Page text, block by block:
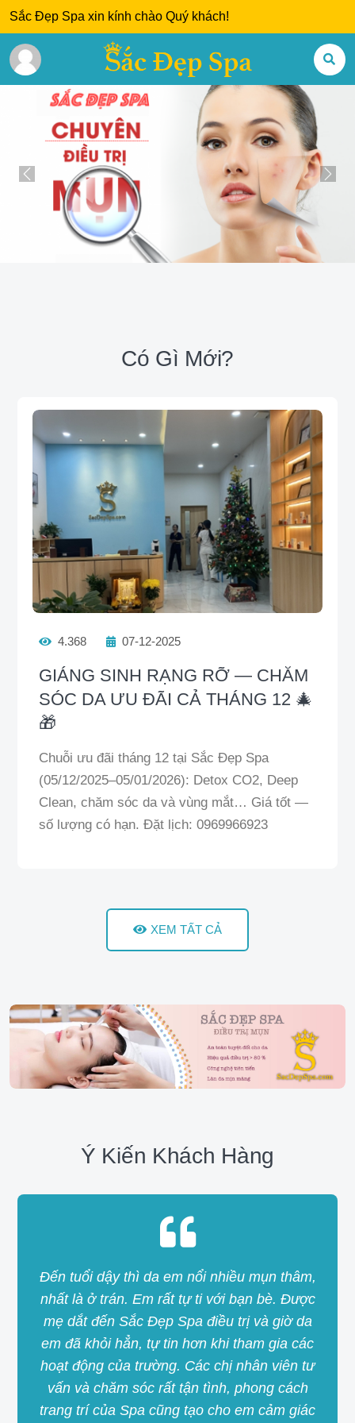
Sắc Đẹp Spa xin kính chào Quý khách!
Previous Next
Có Gì Mới?
4.368 07-12-2025
GIÁNG SINH RẠNG RỠ — CHĂM
SÓC DA ƯU ĐÃI CẢ THÁNG 12 🎄
🎁
Chuỗi ưu đãi tháng 12 tại Sắc Đẹp Spa
(05/12/2025–05/01/2026): Detox CO2, Deep
Clean, chăm sóc da và vùng mắt… Giá tốt —
số lượng có hạn. Đặt lịch: 0969966923
XEM TẤT CẢ
Ý Kiến Khách Hàng
Đến tuổi dậy thì da em nổi nhiều mụn thâm,
nhất là ở trán. Em rất tự ti với bạn bè. Được
mẹ dắt đến Sắc Đẹp Spa điều trị và giờ da
em đã khỏi hẳn, tự tin hơn khi tham gia các
hoạt động của trường. Các chị nhân viên tư
vấn và chăm sóc rất tận tình, phong cách
trang trí của Spa cũng tạo cho em cảm giác